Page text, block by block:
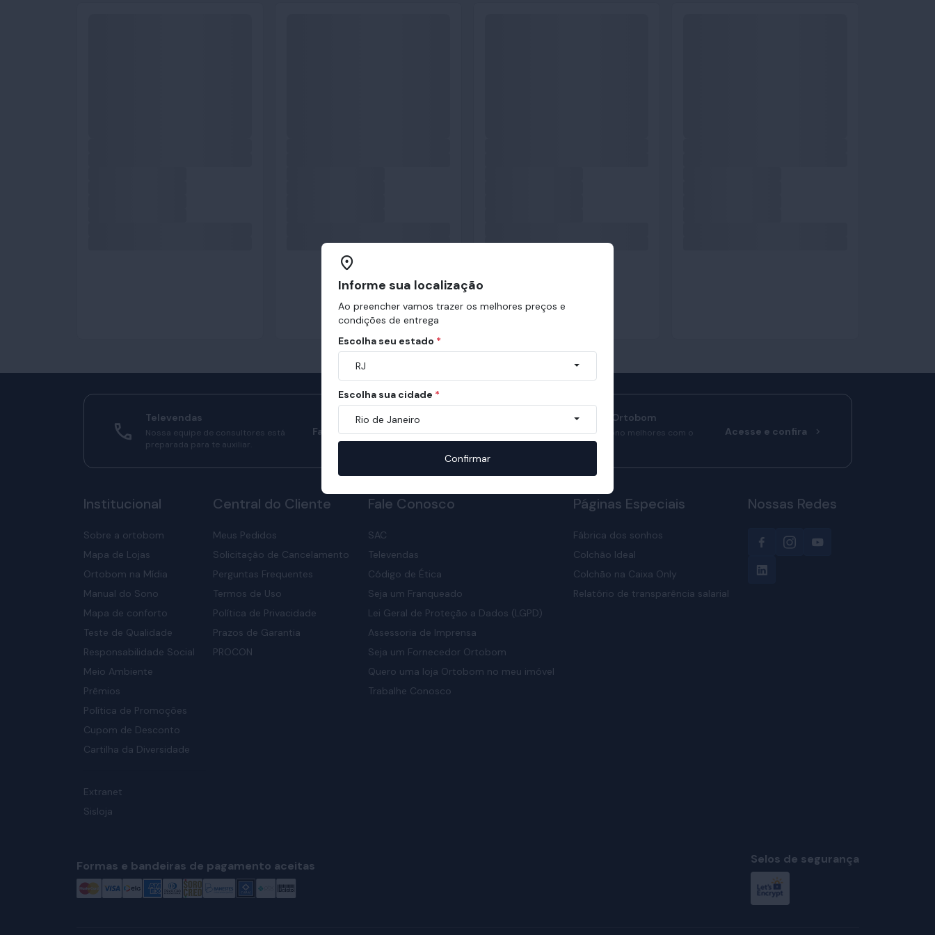
Televendas
Nossa equipe de consultores está
preparada para te auxiliar.
Fale com consultores
Manual do Sono Ortobom
Confira como ter sono melhores com o
nosso manual.
Acesse e confira
Institucional
Sobre a ortobom
Mapa de Lojas
Ortobom na Mídia
Manual do Sono
Mapa de conforto
Teste de Qualidade
Responsabilidade Social
Meio Ambiente
Prêmios
Política de Promoções
Cupom de Desconto
Cartilha da Diversidade
Extranet
Sisloja
Central do Cliente
Meus Pedidos
Solicitação de Cancelamento
Perguntas Frequentes
Termos de Uso
Política de Privacidade
Prazos de Garantia
PROCON
Fale Conosco
SAC
Televendas
Código de Ética
Seja um Franqueado
Lei Geral de Proteção a Dados (LGPD)
Assessoria de Imprensa
Seja um Fornecedor Ortobom
Quero uma loja Ortobom no meu imóvel
Trabalhe Conosco
Páginas Especiais
Fábrica dos sonhos
Colchão Ideal
Colchão na Caixa Only
Relatório de transparência salarial
Nossas Redes
Formas e bandeiras de pagamento aceitas Selos de segurança
Informe sua localização
Ao preencher vamos trazer os melhores preços e
condições de entrega
Escolha seu estado *
RJ
Escolha sua cidade *
Rio de Janeiro
Confirmar